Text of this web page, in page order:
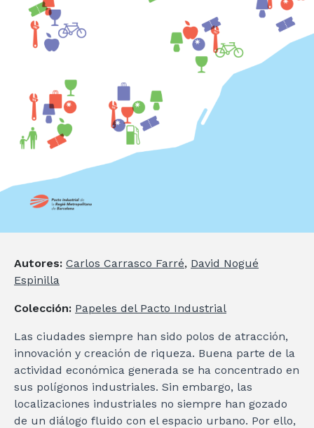
Autores: Carlos Carrasco Farré, David Nogué
Espinilla
Colección: Papeles del Pacto Industrial
Las ciudades siempre han sido polos de atracción,
innovación y creación de riqueza. Buena parte de la
actividad económica generada se ha concentrado en
sus polígonos industriales. Sin embargo, las
localizaciones industriales no siempre han gozado
de un diálogo fluido con el espacio urbano. Por ello,